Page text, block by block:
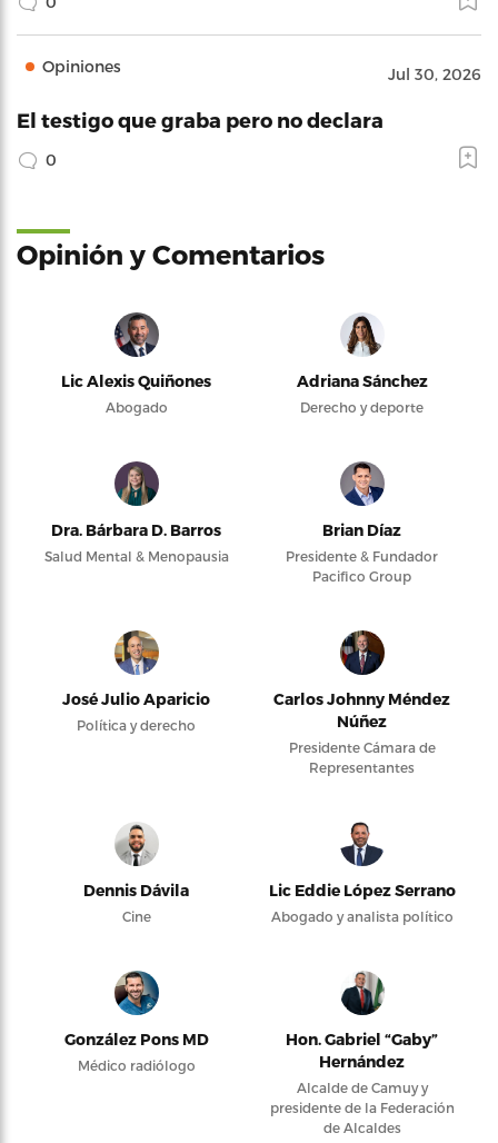
Opiniones Jul 30, 2026
El testigo que graba pero no declara
0
Opinión y Comentarios
Lic Alexis Quiñones
Abogado
Adriana Sánchez
Derecho y deporte
Dra. Bárbara D. Barros
Salud Mental & Menopausia
Brian Díaz
Presidente & Fundador
Pacifico Group
José Julio Aparicio
Política y derecho
Carlos Johnny Méndez
Núñez
Presidente Cámara de
Representantes
Dennis Dávila
Cine
Lic Eddie López Serrano
Abogado y analista político
González Pons MD
Médico radiólogo
Hon. Gabriel “Gaby”
Hernández
Alcalde de Camuy y
presidente de la Federación
de Alcaldes